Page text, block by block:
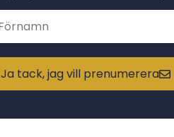
Ja tack, jag vill prenumerera